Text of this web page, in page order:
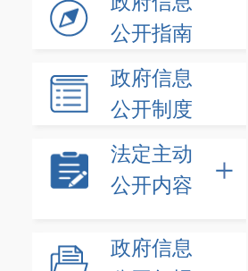
公开指南
政府信息
公开制度
法定主动
公开内容
政府信息